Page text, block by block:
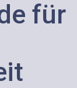
für